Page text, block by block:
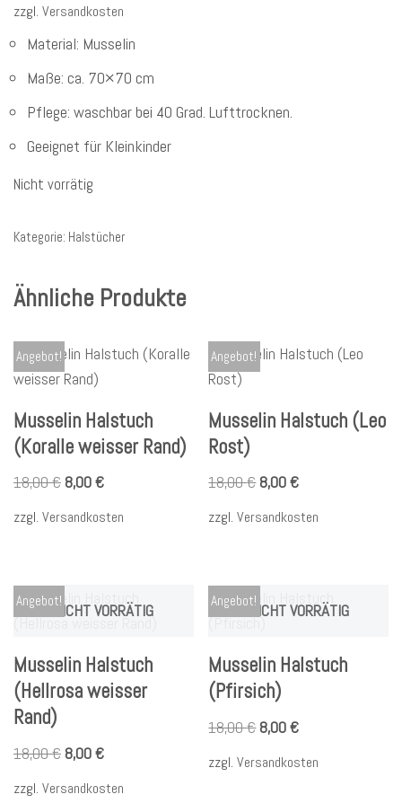
zzgl. Versandkosten
Material: Musselin
Maße: ca. 70×70 cm
Pflege: waschbar bei 40 Grad. Lufttrocknen.
Geeignet für Kleinkinder
Nicht vorrätig
Kategorie: Halstücher
Ähnliche Produkte
Angebot!
Musselin Halstuch
(Koralle weisser Rand)
18,00€ 8,00€
zzgl. Versandkosten
Angebot!
Musselin Halstuch (Leo
Rost)
18,00€ 8,00€
zzgl.Versandkosten
NICHT VORRÄTIG
Angebot!
Musselin Halstuch
(Hellrosa weisser
Rand)
18,00€ 8,00€
zzgl. Versandkosten
NICHT VORRÄTIG
Angebot!
Musselin Halstuch
(Pfirsich)
18,00€ 8,00€
zzgl.Versandkosten